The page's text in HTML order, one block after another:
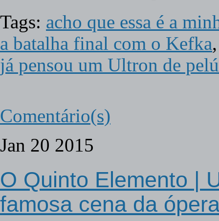
Tags: acho que essa é a
a batalha final com o Kefka
já pensou um Ultron de
Comentário(s)
Jan 20 2015
O Quinto Elemento |
famosa cena da